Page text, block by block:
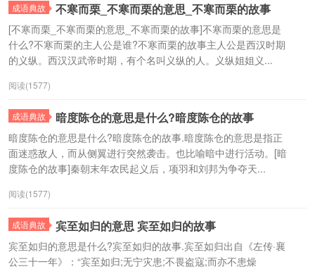
成语典故 不寒而栗_不寒而栗的意思_不寒而栗的故事
[不寒而栗_不寒而栗的意思_不寒而栗的故事]不寒而栗的意思是
什么?不寒而栗的主人公是谁?不寒而栗的故事主人公是西汉时期
的义纵。西汉汉武帝时期，有个名叫义纵的人。义纵姐姐义...
阅读(1577)
成语典故 暗度陈仓的意思是什么?暗度陈仓的故事
暗度陈仓的意思是什么?暗度陈仓的故事.暗度陈仓的意思是指正
面迷惑敌人，而从侧翼进行突然袭击。也比喻暗中进行活动。[暗
度陈仓的故事]秦朝末年农民起义后，项羽和刘邦为争夺天...
阅读(1577)
成语典故 宾至如归的意思 宾至如归的故事
宾至如归的意思是什么?宾至如归的故事.宾至如归出自《左传·襄
公三十一年》：“宾至如归;无宁灾患;不畏盗寇;而亦不患燥